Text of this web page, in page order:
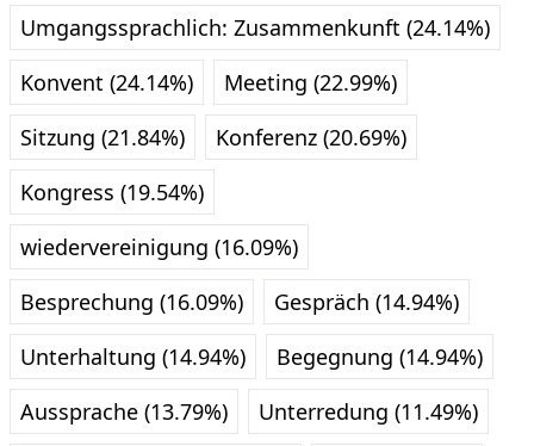
Umgangssprachlich: Zusammenkunft (24.14%)
Konvent (24.14%)
Meeting (22.99%)
Sitzung (21.84%)
Konferenz (20.69%)
Kongress (19.54%)
wiedervereinigung (16.09%)
Besprechung (16.09%)
Gespräch (14.94%)
Unterhaltung (14.94%)
Begegnung (14.94%)
Aussprache (13.79%)
Unterredung (11.49%)